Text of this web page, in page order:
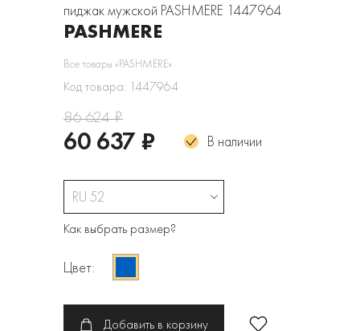
пиджак мужской PASHMERE 1447964
PASHMERE
Все товары «PASHMERE»
Код товара: 1447964
86 624 ₽
60 637 ₽ В наличии
RU 52
Как выбрать размер?
Цвет:
Добавить в корзину